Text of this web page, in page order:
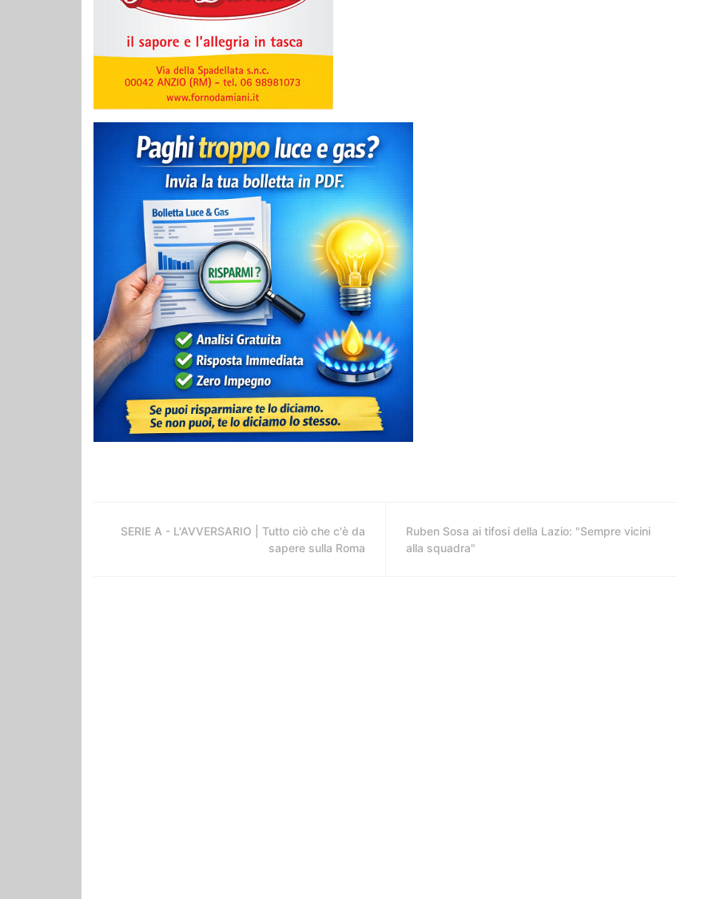
SERIE A - L'AVVERSARIO | Tutto ciò che c'è da
sapere sulla Roma
Ruben Sosa ai tifosi della Lazio: "Sempre vicini
alla squadra"